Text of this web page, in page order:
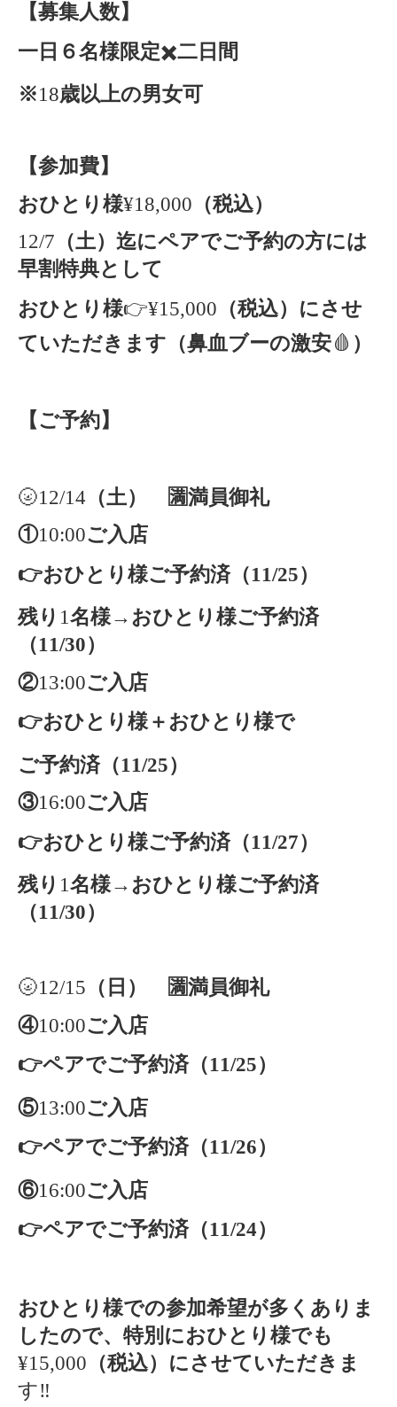
【募集人数】
一日６名様限定✖️二日間
※18歳以上の男女可
【参加費】
おひとり様¥18,000 （税込）
12/7 （土）迄にペアでご予約の方には
早割特典として
おひとり様👉¥15,000 （税込）にさせ
ていただきます（鼻血ブーの激安🩸 ）
【ご予約】
🌝12/14 （土） 🈵満員御礼
①10:00ご入店
👉おひとり様ご予約済（11/25）
残り 1名様→おひとり様ご予約済
（11/30）
②13:00ご入店
👉おひとり様＋おひとり様で
ご予約済（11/25）
③16:00ご入店
👉おひとり様ご予約済（11/27）
残り 1名様→おひとり様ご予約済
（11/30）
🌝12/15 （日） 🈵満員御礼
④10:00ご入店
👉ペアでご予約済（11/25）
⑤13:00ご入店
👉ペアでご予約済（11/26）
⑥16:00ご入店
👉ペアでご予約済（11/24）
おひとり様での参加希望が多くありま
したので、特別におひとり様でも
¥15,000 （税込）にさせていただきま
す‼️